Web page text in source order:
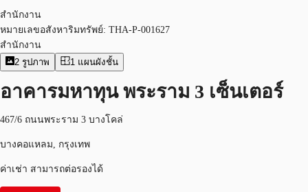
สำนักงาน
หมายเลขอสังหาริมทรัพย์: THA-P-001627
สำนักงาน
2 รูปภาพ 1 แผนผังชั้น
อาคารมหาทุน พระราม 3 เซ็นเตอร์
467/6 ถนนพระราม 3 บางโคล่
บางคอแหลม, กรุงเทพ
ค่าเช่า สามารถต่อรองได้